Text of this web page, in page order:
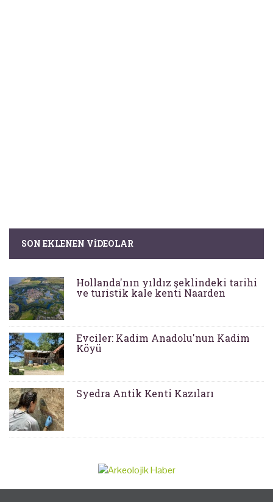
SON EKLENEN VIDEOLAR
Hollanda'nın yıldız şeklindeki tarihi
ve turistik kale kenti Naarden
Evciler: Kadim Anadolu'nun Kadim
Köyü
Syedra Antik Kenti Kazıları